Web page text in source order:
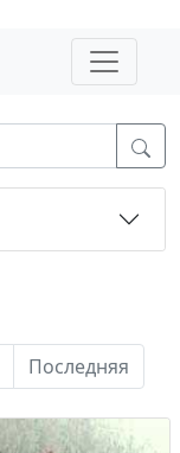
Последняя